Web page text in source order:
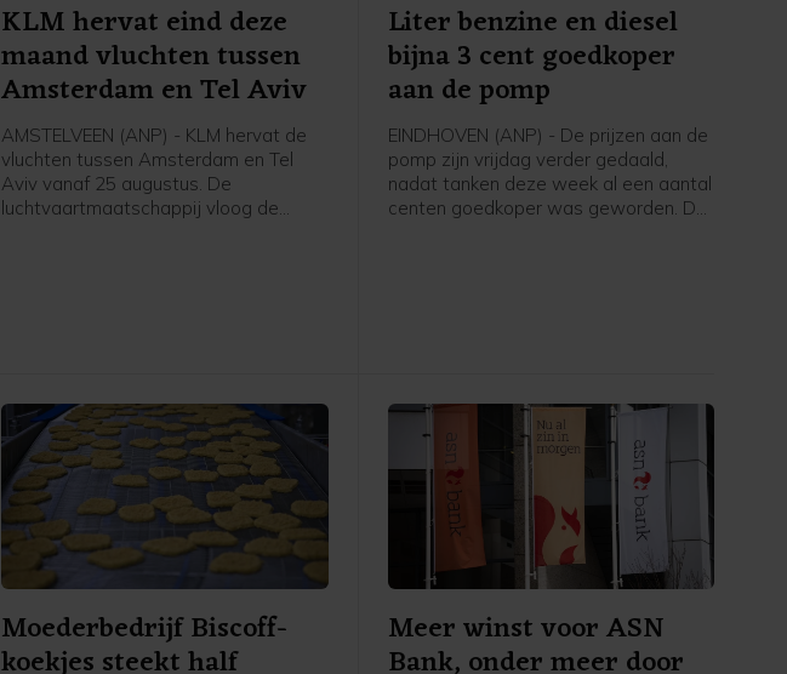
KLM hervat eind deze
maand vluchten tussen
Amsterdam en Tel Aviv
AMSTELVEEN (ANP) - KLM hervat de
vluchten tussen Amsterdam en Tel
Aviv vanaf 25 augustus. De
luchtvaartmaatschappij vloog de
Liter benzine en diesel
bijna 3 cent goedkoper
aan de pomp
EINDHOVEN (ANP) - De prijzen aan de
pomp zijn vrijdag verder gedaald,
nadat tanken deze week al een aantal
centen goedkoper was geworden. De
Moederbedrijf Biscoff-
koekjes steekt half
Meer winst voor ASN
Bank, onder meer door